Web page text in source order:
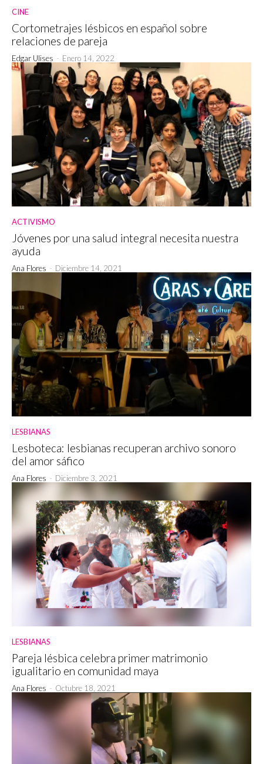
CINE
Cortometrajes lésbicos en español sobre
relaciones de pareja
Edgar Ulises - Enero 14, 2022
ACTIVISMO
Jóvenes por una salud integral necesita nuestra
ayuda
Ana Flores - Diciembre 14, 2021
LESBIANAS
Lesboteca: lesbianas recuperan archivo sonoro
del amor sáfico
Ana Flores - Diciembre 3, 2021
LESBIANAS
Pareja lésbica celebra primer matrimonio
igualitario en comunidad maya
Ana Flores - Octubre 18, 2021